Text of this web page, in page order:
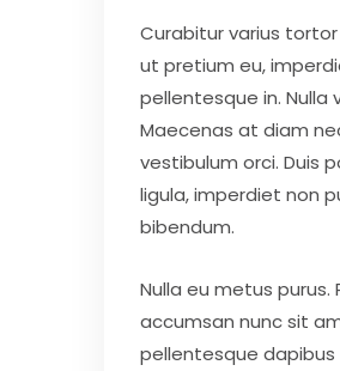
Curabitur varius
ut pretium eu,
pellentesque in. Nulla
Maecenas at diam
vestibulum orci. Duis
ligula, imperdiet non
bibendum.
Nulla eu metus purus.
accumsan nunc sit
pellentesque